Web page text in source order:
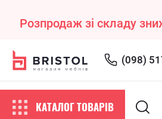
Розпродаж зі складу
(098)
КАТАЛОГ ТОВАРІВ